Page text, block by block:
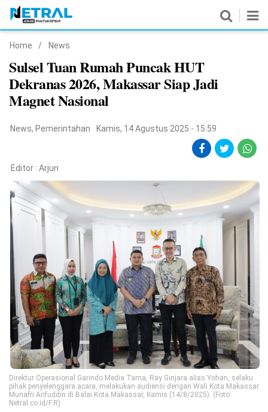
Nasional
Pemerintahan
Politik
Hukrim
Pendidikan
Peristiwa
Ekonomi
Memori
Home / News
Sulsel Tuan Rumah Puncak HUT
Dekranas 2026, Makassar Siap Jadi
Magnet Nasional
News, Pemerintahan Kamis, 14 Agustus 2025 - 15:59
Editor : Arjun
Direktur Operasional Garindo Media Tama, Ray Ginjara alias Yohan, selaku
pihak penyelenggara acara, melakukan audiensi dengan Wali Kota Makassar
Munafri Arifuddin di Balai Kota Makassar, Kamis (14/8/2025). (Foto:
Netral.co.id/F.R)